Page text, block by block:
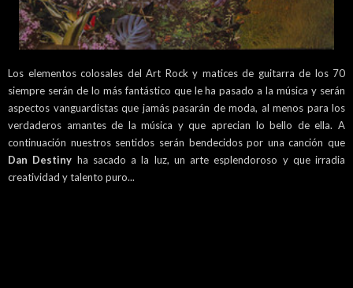
Los elementos colosales del Art Rock y matices de guitarra de los 70
siempre serán de lo más fantástico que le ha pasado a la música y serán
aspectos vanguardistas que jamás pasarán de moda, al menos para los
verdaderos amantes de la música y que aprecian lo bello de ella. A
continuación nuestros sentidos serán bendecidos por una canción que
Dan Destiny ha sacado a la luz, un arte esplendoroso y que irradia
creatividad y talento puro...